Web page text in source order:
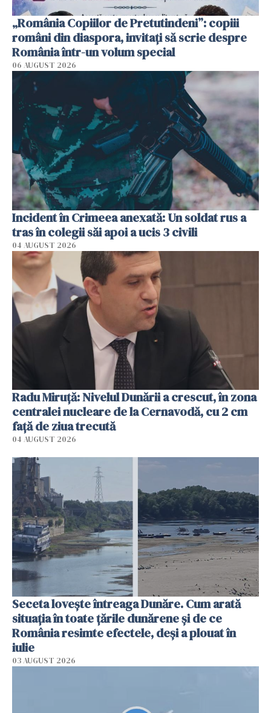
„România Copiilor de Pretutindeni”: copiii
români din diaspora, invitați să scrie despre
România într-un volum special
06 AUGUST 2026
Incident în Crimeea anexată: Un soldat rus a
tras în colegii săi apoi a ucis 3 civili
04 AUGUST 2026
Radu Miruţă: Nivelul Dunării a crescut, în zona
centralei nucleare de la Cernavodă, cu 2 cm
faţă de ziua trecută
04 AUGUST 2026
Seceta lovește întreaga Dunăre. Cum arată
situația în toate țările dunărene și de ce
România resimte efectele, deși a plouat în
iulie
03 AUGUST 2026